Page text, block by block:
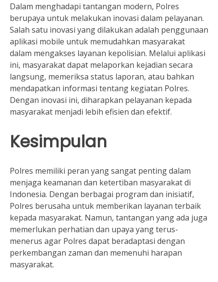
Dalam menghadapi tantangan modern, Polres
berupaya untuk melakukan inovasi dalam pelayanan.
Salah satu inovasi yang dilakukan adalah penggunaan
aplikasi mobile untuk memudahkan masyarakat
dalam mengakses layanan kepolisian. Melalui aplikasi
ini, masyarakat dapat melaporkan kejadian secara
langsung, memeriksa status laporan, atau bahkan
mendapatkan informasi tentang kegiatan Polres.
Dengan inovasi ini, diharapkan pelayanan kepada
masyarakat menjadi lebih efisien dan efektif.
Kesimpulan
Polres memiliki peran yang sangat penting dalam
menjaga keamanan dan ketertiban masyarakat di
Indonesia. Dengan berbagai program dan inisiatif,
Polres berusaha untuk memberikan layanan terbaik
kepada masyarakat. Namun, tantangan yang ada juga
memerlukan perhatian dan upaya yang terus-
menerus agar Polres dapat beradaptasi dengan
perkembangan zaman dan memenuhi harapan
masyarakat.